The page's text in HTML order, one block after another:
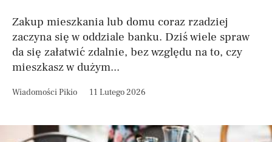
Zakup mieszkania lub domu coraz rzadziej
zaczyna się w oddziale banku. Dziś wiele spraw
da się załatwić zdalnie, bez względu na to, czy
mieszkasz w dużym...
Wiadomości Pikio 11 Lutego 2026